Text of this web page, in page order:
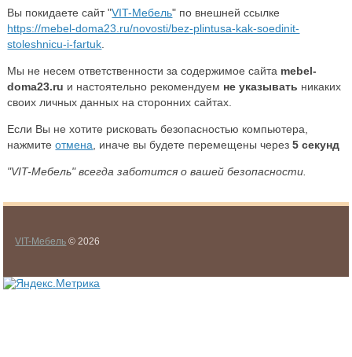
Вы покидаете сайт "VIT-Мебель" по внешней ссылке
https://mebel-doma23.ru/novosti/bez-plintusa-kak-soedinit-
stoleshnicu-i-fartuk
Мы не несем ответственности за содержимое сайта mebel-
doma23.ru и настоятельно рекомендуем не указывать никаких
своих личных данных на сторонних сайтах.
Если Вы не хотите рисковать безопасностью компьютера,
нажмитеотмена , иначе вы будете перемещены через5 секунд
"VIT-Мебель" всегда заботится о вашей безопасности.
VIT-Мебель © 2026